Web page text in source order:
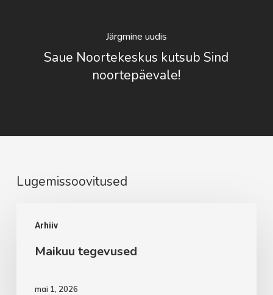
Järgmine uudis
Saue Noortekeskus kutsub Sind
noortepäevale!
Lugemissoovitused
Arhiiv
tegevused
Maikuu tegevused
mai 1, 2026